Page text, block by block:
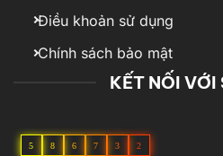
Điều khoản sử dụng
Chính sách bảo mật
KẾT NỐI VỚI
5 8 6 7 3 2